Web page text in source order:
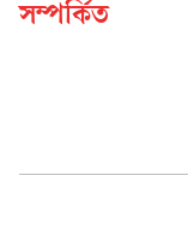
সম্পর্কিত